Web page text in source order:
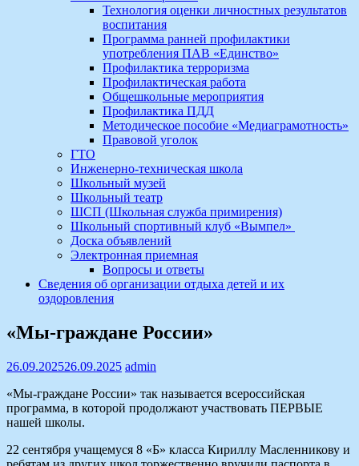
Технология оценки личностных результатов
воспитания
Программа ранней профилактики
употребления ПАВ «Единство»
Профилактика терроризма
Профилактическая работа
Общешкольные мероприятия
Профилактика ПДД
Методическое пособие «Медиаграмотность»
Правовой уголок
ГТО
Инженерно-техническая школа
Школьный музей
Школьный театр
ШСП (Школьная служба примирения)
Школьный спортивный клуб «Вымпел»
Доска объявлений
Электронная приемная
Вопросы и ответы
Сведения об организации отдыха детей и их
оздоровления
«Мы-граждане России»
26.09.202526.09.2025 admin
«Мы-граждане России» так называется всероссийская
программа, в которой продолжают участвовать ПЕРВЫЕ
нашей школы.
22 сентября учащемуся 8 «Б» класса Кириллу Масленникову и